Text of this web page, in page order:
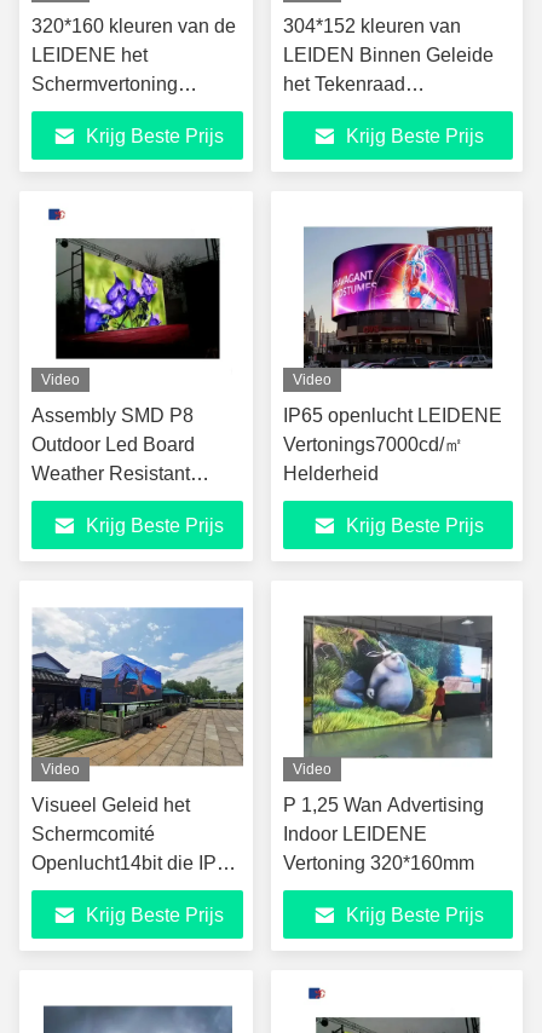
320*160 kleuren van de
LEIDENE het
Schermvertoning
Vertoningensdk Geleide
Muur Binnen
Krijg Beste Prijs
304*152 kleuren van
LEIDEN Binnen Geleide
het Tekenraad
Vertoningensdk
Krijg Beste Prijs
Video
Assembly SMD P8
Outdoor Led Board
Weather Resistant
Advertising Led Display
ScreenKrijg Beste Prijs
Video
IP65 openlucht LEIDENE
Vertonings7000cd/㎡
Helderheid
Krijg Beste Prijs
Video
Visueel Geleid het
Schermcomité
Openlucht14bit die IP65
van AC220V 50HZ
Geleide Vertoning
adverteren
Krijg Beste Prijs
Video
P 1,25 Wan Advertising
Indoor LEIDENE
Vertoning 320*160mm
Krijg Beste Prijs